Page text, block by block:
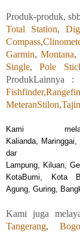
Produk-produk,
Total Station,
Compass,
Garmin, Montana,
Single,Pole
ProdukLainnya
Fishfinder,
MeteranStilon,
Kami
Kalianda, Maringgai,
dar
Lampung, Kiluan,
KotaBumi, Kota
Agung, Guring,
Kami juga
Tangerang,